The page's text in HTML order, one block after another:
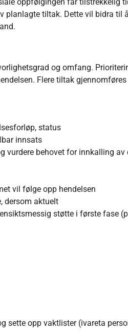
planlagte tiltak. Dette vil bidra til
og omfang.
Flere tiltak
status
innsats
vurdere behovet for innkalling av
vil følge opp hendelsen
dersom aktuelt
støtte i første fase
opp vaktlister (ivareta